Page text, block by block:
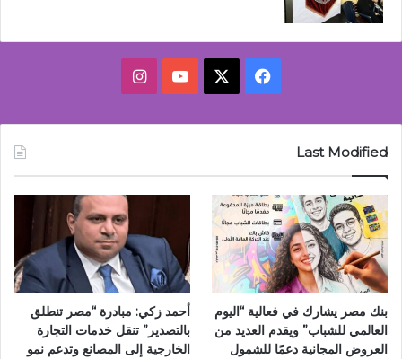
فيسبوك ‫YouTubeانستقرام
Last Modified
بنك مصر يشارك في فعالية “اليوم
العالمي للشباب” ويقدم العديد من
العروض المجانية دعمًا للشمول
أحمد زكي: مبادرة “مصر تنطلق
بالتصدير” تنقل خدمات التجارة
الخارجية إلى المصانع وتدعم نمو